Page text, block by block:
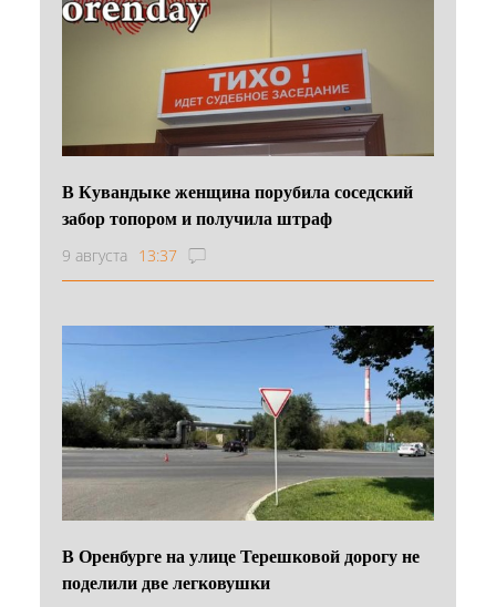
В Кувандыке женщина порубила соседский
забор топором и получила штраф
9 августа 13:37
В Оренбурге на улице Терешковой дорогу не
поделили две легковушки